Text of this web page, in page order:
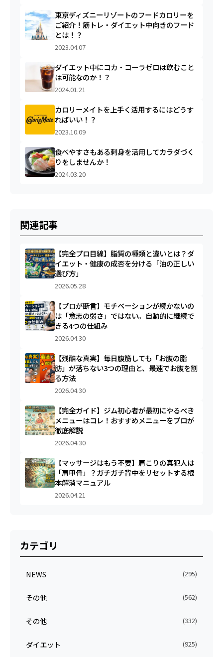
東京ディズニーリゾートのフードカロリーを
ご紹介！筋トレ・ダイエット中向きのフード
とは！？
2023.04.07
ダイエット中にコカ・コーラゼロは飲むこと
は可能なのか！？
2024.01.21
カロリーメイトを上手く活用するにはどうす
ればいい！？
2023.10.09
食べやすさもある刺身を活用してカラダづく
りをしませんか！
2024.03.20
関連記事
【完全プロ目線】脂質の種類と違いとは？ダ
イエット・健康の成否を分ける「油の正しい
選び方」
2026.05.28
【プロが断言】モチベーションが続かないの
は「意志の弱さ」ではない。自動的に継続で
きる4つの仕組み
2026.04.30
【残酷な真実】毎日腹筋しても「お腹の脂
肪」が落ちない3つの理由と、最速でお腹を割
る方法
2026.04.30
【完全ガイド】ジム初心者が最初にやるべき
メニューはコレ！おすすめメニューをプロが
徹底解説
2026.04.30
【マッサージはもう不要】肩こりの真犯人は
「肩甲骨」？ガチガチ背中をリセットする根
本解消マニュアル
2026.04.21
カテゴリ
NEWS (295)
その他 (562)
その他 (332)
ダイエット (925)